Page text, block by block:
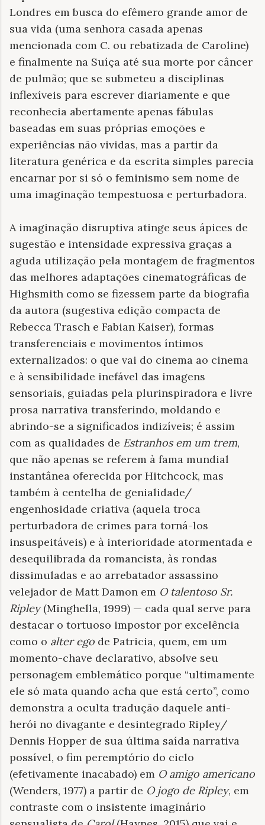
Londres em busca do efêmero grande amor de
sua vida (uma senhora casada apenas
mencionada com C. ou rebatizada de Caroline)
e finalmente na Suíça até sua morte por câncer
de pulmão; que se submeteu a disciplinas
inflexíveis para escrever diariamente e que
reconhecia abertamente apenas fábulas
baseadas em suas próprias emoções e
experiências não vividas, mas a partir da
literatura genérica e da escrita simples parecia
encarnar por si só o feminismo sem nome de
uma imaginação tempestuosa e perturbadora.
A imaginação disruptiva atinge seus ápices de
sugestão e intensidade expressiva graças a
aguda utilização pela montagem de fragmentos
das melhores adaptações cinematográficas de
Highsmith como se fizessem parte da biografia
da autora (sugestiva edição compacta de
Rebecca Trasch e Fabian Kaiser), formas
transferenciais e movimentos íntimos
externalizados: o que vai do cinema ao cinema
e à sensibilidade inefável das imagens
sensoriais, guiadas pela plurinspiradora e livre
prosa narrativa transferindo, moldando e
abrindo-se a significados indizíveis; é assim
com as qualidades de Estranhos em um trem,
que não apenas se referem à fama mundial
instantânea oferecida por Hitchcock, mas
também à centelha de genialidade/
engenhosidade criativa (aquela troca
perturbadora de crimes para torná-los
insuspeitáveis) e à interioridade atormentada e
desequilibrada da romancista, às rondas
dissimuladas e ao arrebatador assassino
velejador de Matt Damon em O talentoso Sr.
Ripley(Minghella, 1999) — cada qual serve para
destacar o tortuoso impostor por excelência
como o alter ego de Patricia, quem, em um
momento-chave declarativo, absolve seu
personagem emblemático porque “ultimamente
ele só mata quando acha que está certo”, como
demonstra a oculta tradução daquele anti-
herói no divagante e desintegrado Ripley/
Dennis Hopper de sua última saída narrativa
possível, o fim peremptório do ciclo
(efetivamente inacabado) em O amigo americano
(Wenders, 1977) a partir de O jogo de Ripley, em
contraste com o insistente imaginário